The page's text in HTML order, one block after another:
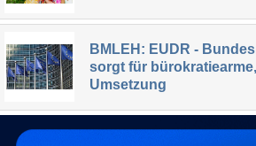
BMLEH: EUDR -
sorgt für
Umsetzung